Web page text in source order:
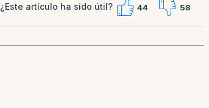
¿Este artículo ha sido útil? 44 58